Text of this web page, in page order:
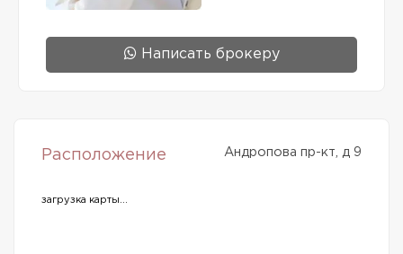
Написать брокеру
Расположение Андропова пр-кт, д 9
загрузка карты...